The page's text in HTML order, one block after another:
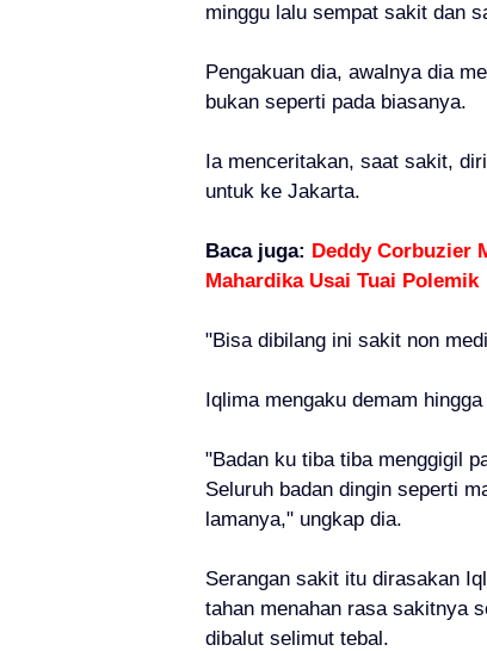
minggu lalu sempat sakit dan
Pengakuan dia, awalnya dia
bukan seperti pada biasanya.
Ia menceritakan, saat sakit,
untuk ke Jakarta.
Baca juga: Deddy Corbuzier
Mahardika Usai Tuai Polemik
"Bisa dibilang ini sakit non
Iqlima mengaku demam
"Badan ku tiba tiba menggigil
Seluruh badan dingin seperti
lamanya," ungkap dia.
Serangan sakit itu dirasakan
tahan menahan rasa sakitnya
dibalut selimut tebal.